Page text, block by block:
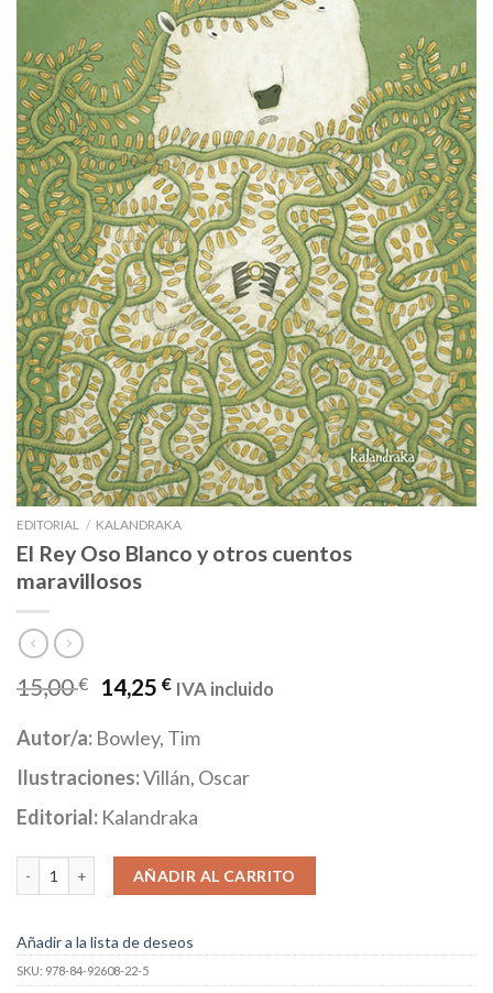
EDITORIAL / KALANDRAKA
El Rey Oso Blanco y otros cuentos
maravillosos
15,00€ 14,25€ IVA incluido
Autor/a: Bowley, Tim
Ilustraciones:Villán, Oscar
Editorial: Kalandraka
El Rey Oso Blanco y otros cuentos maravillosos cantidad
AÑADIR AL CARRITO
Añadir a la lista de deseos
SKU: 978-84-92608-22-5